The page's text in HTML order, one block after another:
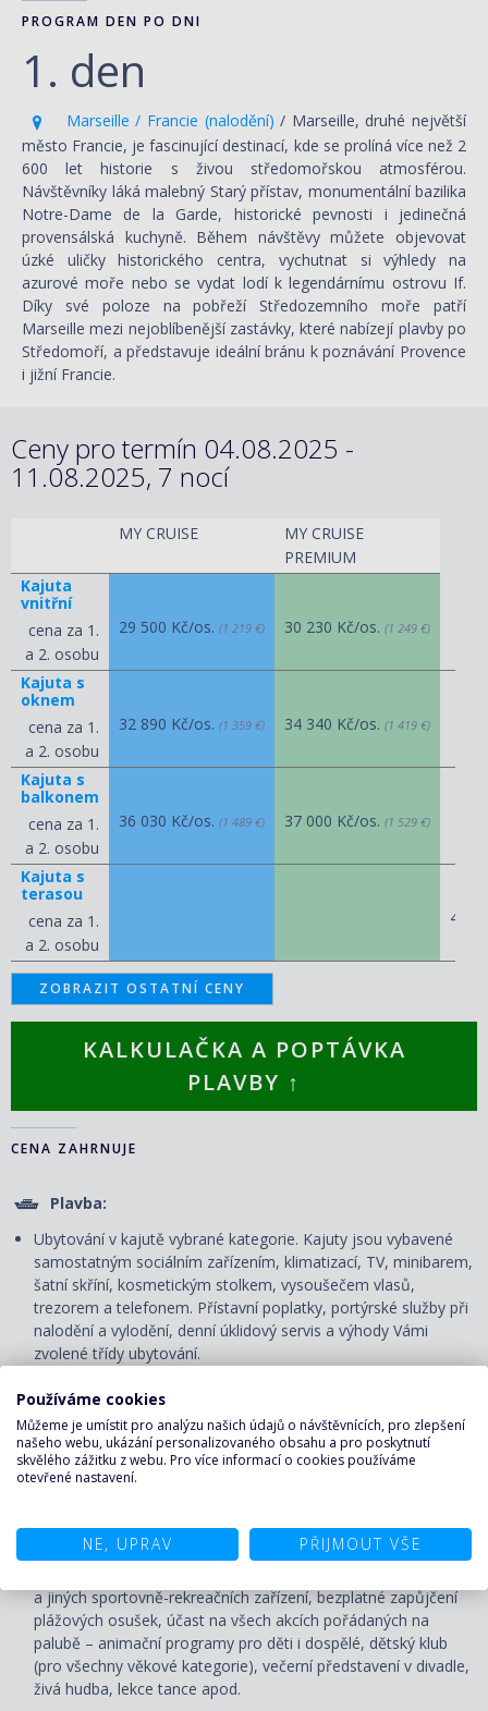
PROGRAM DEN PO DNI
1. den
Marseille / Francie (nalodění)/ Marseille, druhé největší
město Francie, je fascinující destinací, kde se prolíná více než 2
600 let historie s živou středomořskou atmosférou.
Návštěvníky láká malebný Starý přístav, monumentální bazilika
Notre-Dame de la Garde, historické pevnosti i jedinečná
provensálská kuchyně. Během návštěvy můžete objevovat
úzké uličky historického centra, vychutnat si výhledy na
azurové moře nebo se vydat lodí k legendárnímu ostrovu If.
Díky své poloze na pobřeží Středozemního moře patří
Marseille mezi nejoblíbenější zastávky, které nabízejí plavby po
Středomoří, a představuje ideální bránu k poznávání Provence
i jižní Francie.
Ceny pro termín 04.08.2025 -
11.08.2025, 7 nocí
MY CRUISE
MY CRUISE
PREMIUM
Kajuta
vnitřní
cena za 1.
a 2. osobu
29 500 Kč/os. (1 219 €) 30 230 Kč/os. (1 249 €)
Kajuta s
oknem
cena za 1.
a 2. osobu
32 890 Kč/os. (1 359 €) 34 340 Kč/os. (1 419 €)
Kajuta s
balkonem
cena za 1.
a 2. osobu
36 030 Kč/os. (1 489 €) 37 000 Kč/os. (1 529 €)
Kajuta s
terasou
cena za 1.
a 2. osobu
40
ZOBRAZIT OSTATNÍ CENY
KALKULAČKA A POPTÁVKA
PLAVBY ↑
CENA ZAHRNUJE
Plavba:
Ubytování v kajutě vybrané kategorie. Kajuty jsou vybavené
samostatným sociálním zařízením, klimatizací, TV, minibarem,
šatní skříní, kosmetickým stolkem, vysoušečem vlasů,
trezorem a telefonem. Přístavní poplatky, portýrské služby při
nalodění a vylodění, denní úklidový servis a výhody Vámi
zvolené třídy ubytování.
Plná penze - snídaně, obědy a večeře v servírované či
bufetové restauraci.
Nápoje pouze v bufetové restauraci: voda, káva, čaj u snídaně
Zábava na palubě:
a jiných sportovně-rekreačních zařízení, bezplatné zapůjčení
plážových osušek, účast na všech akcích pořádaných na
palubě – animační programy pro děti i dospělé, dětský klub
(pro všechny věkové kategorie), večerní představení v divadle,
živá hudba, lekce tance apod.
Používáme cookies
Můžeme je umístit pro analýzu našich údajů o návštěvnících, pro zlepšení
našeho webu, ukázání personalizovaného obsahu a pro poskytnutí
skvělého zážitku z webu. Pro více informací o cookies používáme
otevřené nastavení.
NE, UPRAV PŘIJMOUT VŠE